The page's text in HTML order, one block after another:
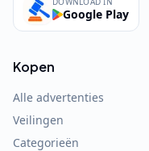
Google Play
Kopen
Alle advertenties
Veilingen
Categorieën